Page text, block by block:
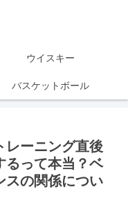
ウイスキー
バスケットボール
レーニング直後
るって本当？ベ
スの関係につい